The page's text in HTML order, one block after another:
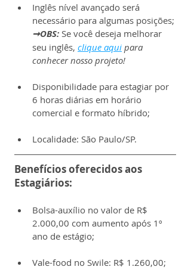
Inglês nível avançado será
necessário para algumas posições;
➞OBS: Se você deseja melhorar
seu inglês, clique aqui para
conhecer nosso projeto!
Disponibilidade para estagiar por
6 horas diárias em horário
comercial e formato híbrido;
Localidade: São Paulo/SP.
Benefícios oferecidos aos
Estagiários:
Bolsa-auxílio no valor de R$
2.000,00 com aumento após 1º
ano de estágio;
Vale-food no Swile: R$ 1.260,00;